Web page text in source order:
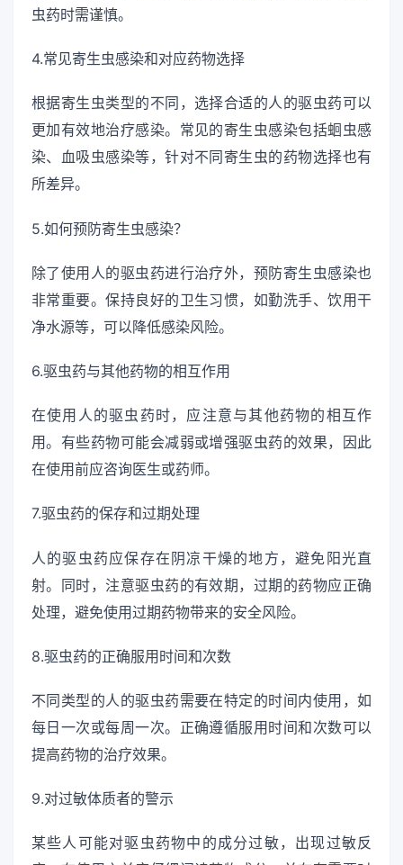
虫药时需谨慎。
4.常见寄生虫感染和对应药物选择
根据寄生虫类型的不同，选择合适的人的驱虫药可以
更加有效地治疗感染。常见的寄生虫感染包括蛔虫感
染、血吸虫感染等，针对不同寄生虫的药物选择也有
所差异。
5.如何预防寄生虫感染？
除了使用人的驱虫药进行治疗外，预防寄生虫感染也
非常重要。保持良好的卫生习惯，如勤洗手、饮用干
净水源等，可以降低感染风险。
6.驱虫药与其他药物的相互作用
在使用人的驱虫药时，应注意与其他药物的相互作
用。有些药物可能会减弱或增强驱虫药的效果，因此
在使用前应咨询医生或药师。
7.驱虫药的保存和过期处理
人的驱虫药应保存在阴凉干燥的地方，避免阳光直
射。同时，注意驱虫药的有效期，过期的药物应正确
处理，避免使用过期药物带来的安全风险。
8.驱虫药的正确服用时间和次数
不同类型的人的驱虫药需要在特定的时间内使用，如
每日一次或每周一次。正确遵循服用时间和次数可以
提高药物的治疗效果。
9.对过敏体质者的警示
某些人可能对驱虫药物中的成分过敏，出现过敏反